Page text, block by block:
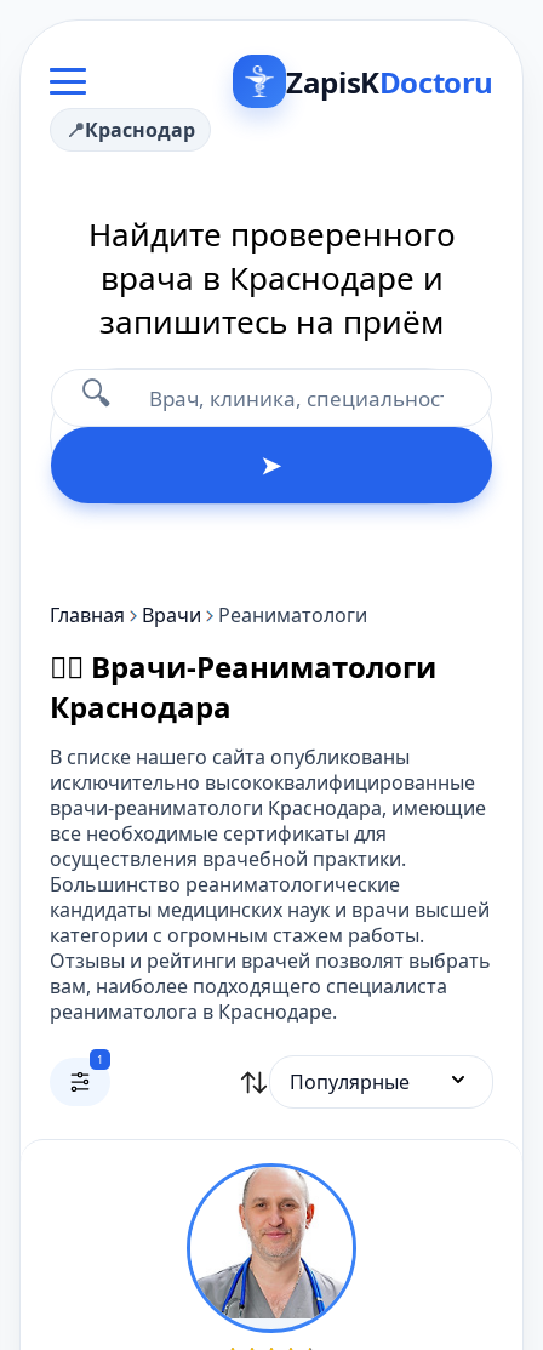
ZapisKDoctoru
Краснодар
Найдите проверенного
врача в Краснодаре и
запишитесь на приём
🔍
➤
Главная Врачи Реаниматологи
👨‍⚕️ Врачи-Реаниматологи
Краснодара
В списке нашего сайта опубликованы
исключительно высококвалифицированные
врачи-реаниматологи Краснодара, имеющие
все необходимые сертификаты для
осуществления врачебной практики.
Большинство реаниматологические
кандидаты медицинских наук и врачи высшей
категории с огромным стажем работы.
Отзывы и рейтинги врачей позволят выбрать
вам, наиболее подходящего специалиста
реаниматолога в Краснодаре.
1
Популярные